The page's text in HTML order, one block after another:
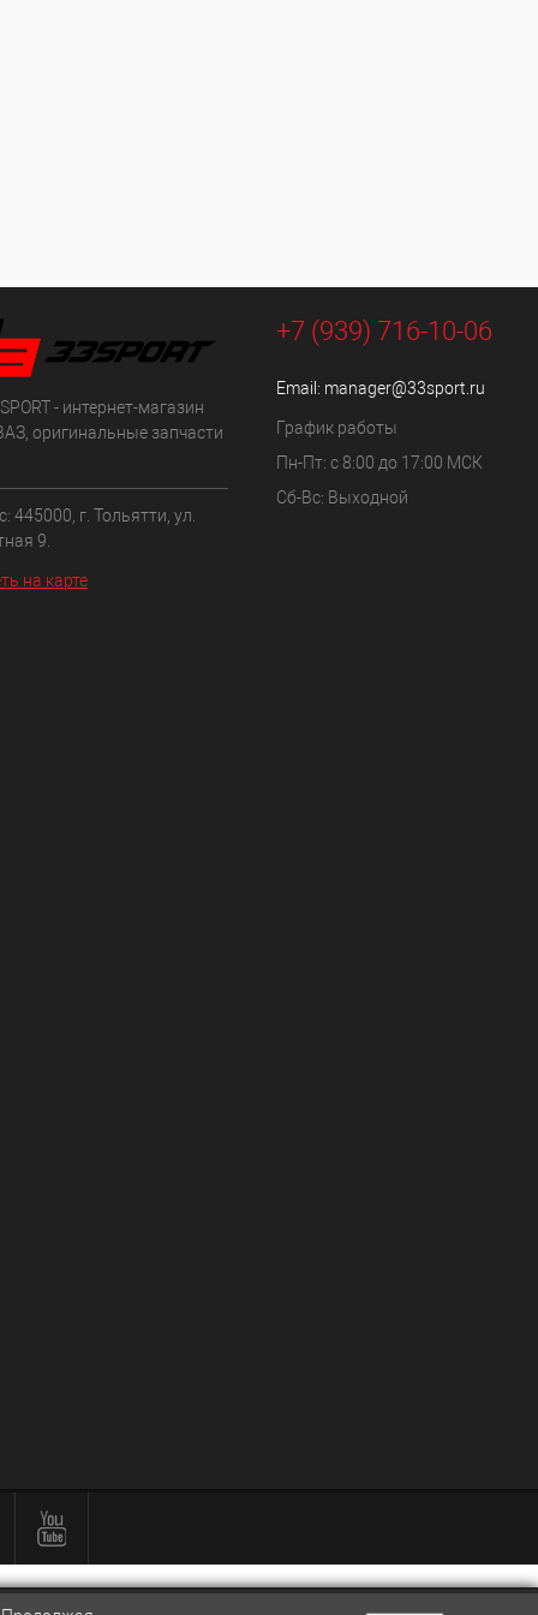
- интернет-магазин
оригинальные запчасти
445000, г. Тольятти, ул.
9.
на карте
+7 (939) 716-10-06
Email: manager@33sport.ru
График работы
Пн-Пт: с 8:00 до 17:00 МСК
Сб-Вс: Выходной